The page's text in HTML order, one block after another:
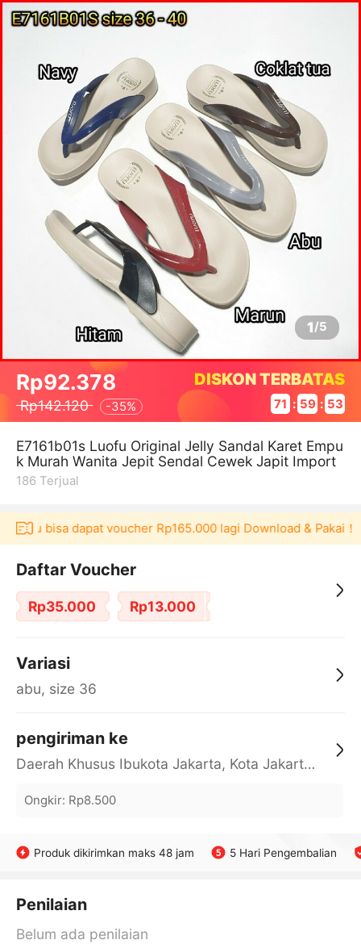
1/5
Rp92.378
Rp142.120 -35%
DISKON TERBATAS
71 : 59 : 53
E7161b01s Luofu Original Jelly Sandal Karet Empu
k Murah Wanita Jepit Sendal Cewek Japit Import
186 Terjual
bisa dapat voucher Rp165.000 lagi Download & Pakai！
Daftar Voucher
Rp35.000 Rp13.000
Variasi
abu, size 36
pengiriman ke
Daerah Khusus Ibukota Jakarta, Kota Jakarta Barat, Cengkareng, yy
Ongkir: Rp8.500
Produk dikirimkan maks 48 jam 5 Hari Pengembalian
Penilaian
Belum ada penilaian